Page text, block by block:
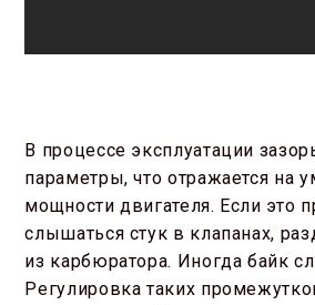
В процессе эксплуатации
параметры, что отражается на
мощности двигателя. Если это
слышаться стук в клапанах,
из карбюратора. Иногда байк
Регулировка таких